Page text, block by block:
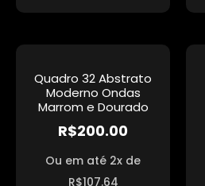
Quadro 32 Abstrato
Moderno Ondas
Marrom e Dourado
R$200.00
Ou em até 2x de
R$107.64